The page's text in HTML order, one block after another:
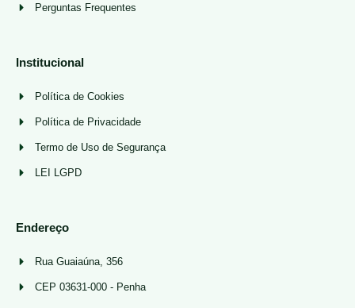
Perguntas Frequentes
Institucional
Política de Cookies
Política de Privacidade
Termo de Uso de Segurança
LEI LGPD
Endereço
Rua Guaiaúna, 356
CEP 03631-000 - Penha